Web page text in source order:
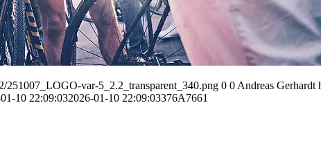
251007_LOGO-var-5_2.2_transparent_340.png 0 0 Andreas Gerhardt
10 22:09:032026-01-10 22:09:03376A7661